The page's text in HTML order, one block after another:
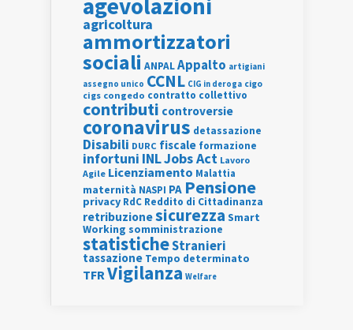
agevolazioni
agricoltura
ammortizzatori
sociali ANPALAppalto artigiani
assegno unico CCNL CIG in deroga cigo
cigs congedo contratto collettivo
contributi controversie
coronavirus detassazione
Disabili DURC fiscale formazione
infortuni INLJobs Act Lavoro
Agile Licenziamento Malattia
maternità NASPI PA Pensione
privacy RdC Reddito di Cittadinanza
retribuzionesicurezza Smart
Working somministrazione
statisticheStranieri
tassazione Tempo determinato
TFRVigilanza Welfare